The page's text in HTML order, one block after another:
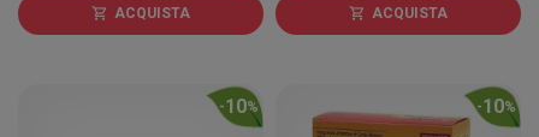
shopping_cart ACQUISTA shopping_cart ACQUISTA
-10% -10%